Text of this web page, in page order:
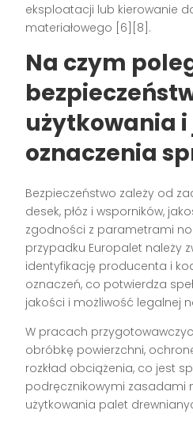
eksploatacji lub kierowanie
materiałowego [6][8].
Na czym
użytkowania
oznaczenia
Bezpieczeństwo zależy od
desek, płóz i wsporników,
zgodności z parametrami
przypadku Europalet należy
identyfikację producenta i
oznaczeń, co potwierdza
jakości i możliwość legalnej
W pracach
obróbkę powierzchni,
rozkład obciążenia, co jest
podręcznikowymi zasadami
użytkowania palet